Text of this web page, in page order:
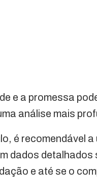
e a promessa
análise mais
é recomendável
dados detalhados
e até se o